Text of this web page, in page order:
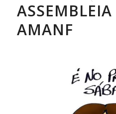
AMANF